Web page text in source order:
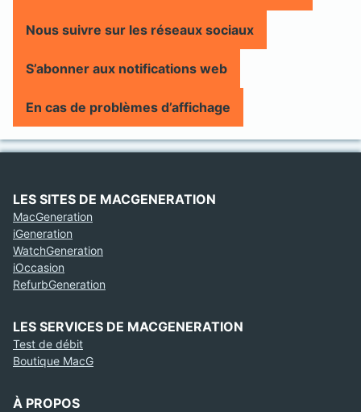
Nous suivre sur les réseaux sociaux
S’abonner aux notifications web
En cas de problèmes d’affichage
LES SITES DE MACGENERATION
MacGeneration
iGeneration
WatchGeneration
iOccasion
RefurbGeneration
LES SERVICES DE MACGENERATION
Test de débit
Boutique MacG
À PROPOS